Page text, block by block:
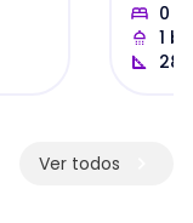
0
1
28
Ver todos